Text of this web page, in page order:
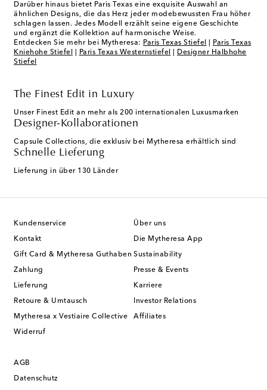
Darüber hinaus bietet Paris Texas eine exquisite Auswahl an
ähnlichen Designs, die das Herz jeder modebewussten Frau höher
schlagen lassen. Jedes Modell erzählt seine eigene Geschichte
und ergänzt die Kollektion auf harmonische Weise.
Entdecken Sie mehr bei Mytheresa: Paris Texas Stiefel
Paris Texas
Kniehohe Stiefel
Paris Texas Westernstiefel
Designer Halbhohe
Stiefel
The Finest Edit in Luxury
Unser Finest Edit an mehr als 200 internationalen Luxusmarken
Designer-Kollaborationen
Capsule Collections, die exklusiv bei Mytheresa erhältlich sind
Schnelle Lieferung
Lieferung in über 130 Länder
Kundenservice
Kontakt
Gift Card & Mytheresa Guthaben
Zahlung
Lieferung
Retoure & Umtausch
Mytheresa x Vestiaire Collective
Widerruf
Über uns
Die Mytheresa App
Sustainability
Presse & Events
Karriere
Investor Relations
Affiliates
AGB
Datenschutz